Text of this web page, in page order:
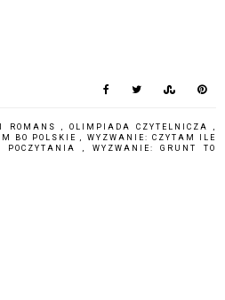
I ROMANS , OLIMPIADA CZYTELNICZA ,
BO POLSKIE, WYZWANIE: CZYTAM ILE
POCZYTANIA , WYZWANIE: GRUNT TO